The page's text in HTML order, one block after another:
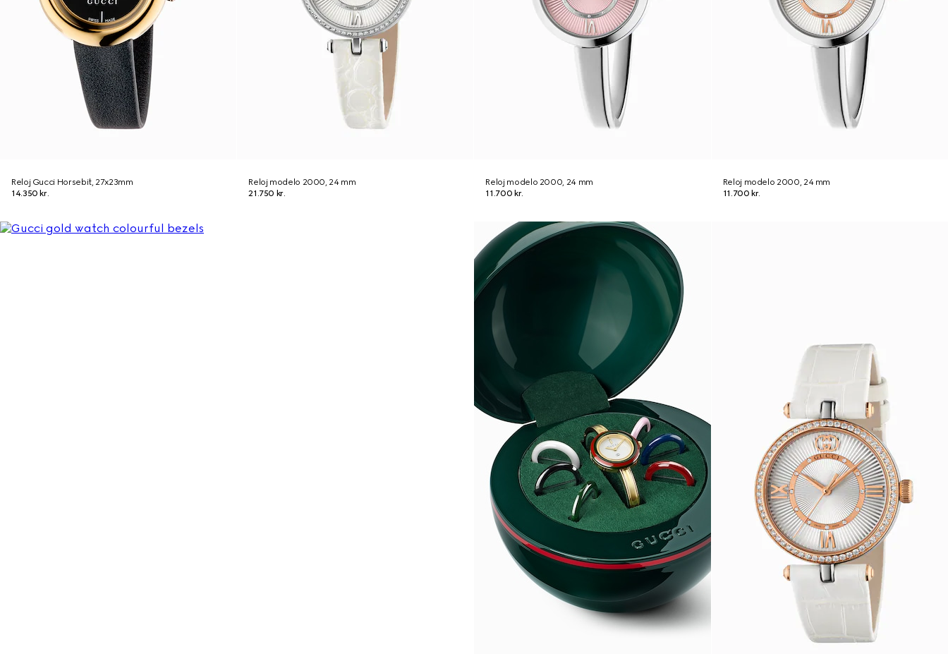
Reloj Gucci Horsebit, 27x23mm
14.350 kr.
Reloj modelo 2000, 24 mm
21.750 kr.
Reloj modelo 2000, 24 mm
11.700 kr.
Reloj modelo 2000, 24 mm
11.700 kr.